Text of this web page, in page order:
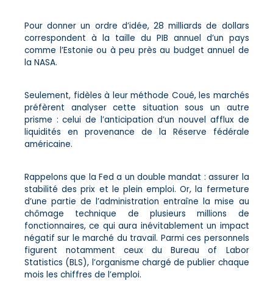
Pour donner un ordre d’idée, 28 milliards de dollars
correspondent à la taille du PIB annuel d’un pays
comme l’Estonie ou à peu près au budget annuel de
la NASA.
Seulement, fidèles à leur méthode Coué, les marchés
préfèrent analyser cette situation sous un autre
prisme : celui de l’anticipation d’un nouvel afflux de
liquidités en provenance de la Réserve fédérale
américaine.
Rappelons que la Fed a un double mandat : assurer la
stabilité des prix et le plein emploi. Or, la fermeture
d’une partie de l’administration entraîne la mise au
chômage technique de plusieurs millions de
fonctionnaires, ce qui aura inévitablement un impact
négatif sur le marché du travail. Parmi ces personnels
figurent notamment ceux du Bureau of Labor
Statistics (BLS), l’organisme chargé de publier chaque
mois les chiffres de l’emploi.